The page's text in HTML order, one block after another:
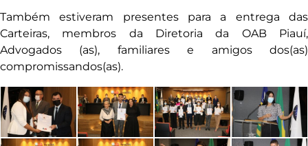
Também estiveram presentes para a entrega das
Carteiras, membros da Diretoria da OAB Piauí,
Advogados (as), familiares e amigos dos(as)
compromissandos(as).